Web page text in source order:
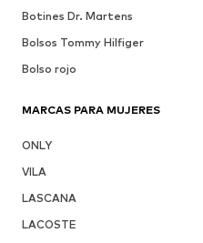
Botines Dr. Martens
Bolsos Tommy Hilfiger
Bolso rojo
MARCAS PARA MUJERES
ONLY
VILA
LASCANA
LACOSTE